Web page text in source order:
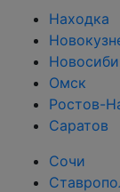
Находка
Омск
Ростов-
Саратов
Сочи